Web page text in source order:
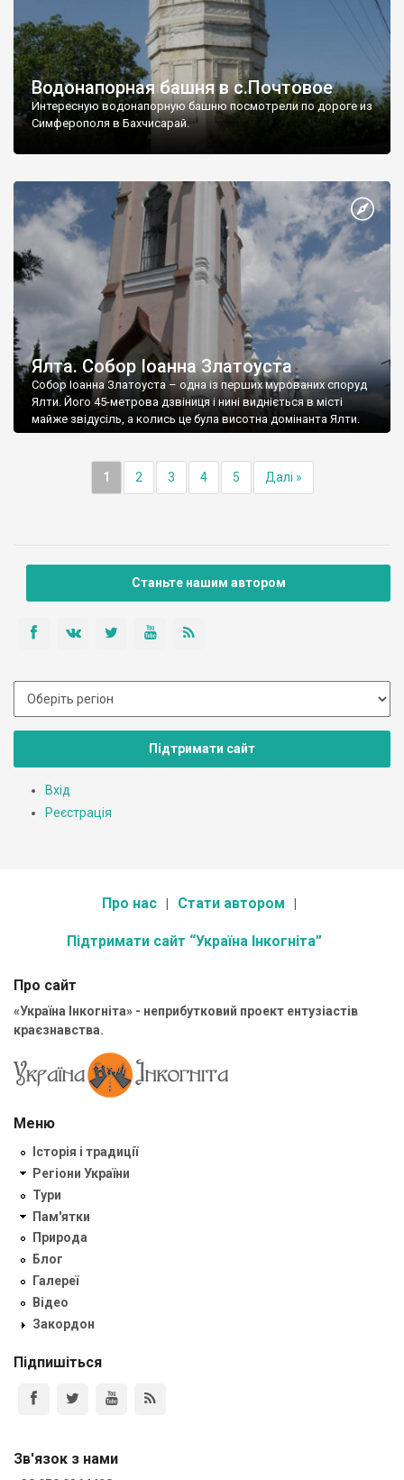
Водонапорная башня в с.Почтовое
Интересную водонапорную башню посмотрели по дороге из
Симферополя в Бахчисарай.
Ялта. Собор Іоанна Златоуста
Собор Іоанна Златоуста – одна із перших мурованих споруд
Ялти. Його 45-метрова дзвіниця і нині видніється в місті
майже звідусіль, а колись це була висотна домінанта Ялти.
1 2 3 4 5 Далі »
Станьте нашим автором
Підтримати сайт
Вхід
Реєстрація
Про нас Стати автором
Підтримати сайт “Україна Інкогніта”
Про сайт
«Україна Інкогніта» - неприбутковий проект ентузіастів
краєзнавства.
Меню
Історія і традиції
Регіони України
Тури
Пам'ятки
Природа
Блог
Галереї
Відео
Закордон
Підпишіться
Зв'язок з нами